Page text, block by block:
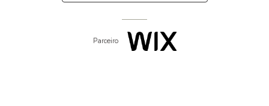
Parceiro